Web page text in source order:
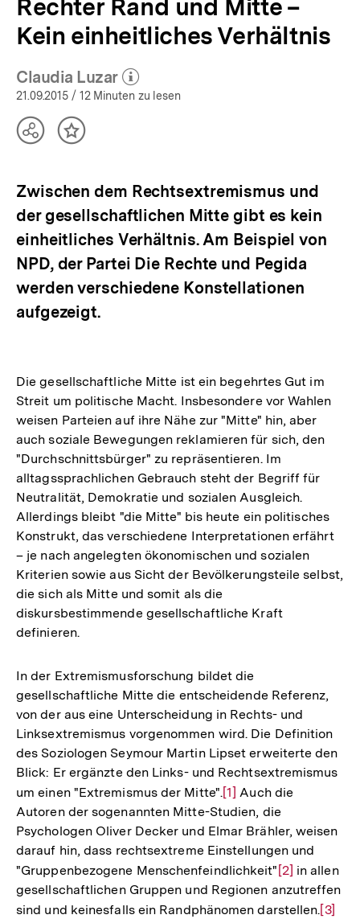
Rechter Rand und Mitte –
Kein einheitliches Verhältnis
Claudia Luzar
(Mehr zum Autor)
öffnen
21.09.2015 / 12 Minuten zu lesen
TeilenInhalt
Zwischen dem Rechtsextremismus und
der gesellschaftlichen Mitte gibt es kein
einheitliches Verhältnis. Am Beispiel von
NPD, der Partei Die Rechte und Pegida
werden verschiedene Konstellationen
aufgezeigt.
Die gesellschaftliche Mitte ist ein begehrtes Gut im
Streit um politische Macht. Insbesondere vor Wahlen
weisen Parteien auf ihre Nähe zur "Mitte" hin, aber
auch soziale Bewegungen reklamieren für sich, den
"Durchschnittsbürger" zu repräsentieren. Im
alltagssprachlichen Gebrauch steht der Begriff für
Neutralität, Demokratie und sozialen Ausgleich.
Allerdings bleibt "die Mitte" bis heute ein politisches
Konstrukt, das verschiedene Interpretationen erfährt
– je nach angelegten ökonomischen und sozialen
Kriterien sowie aus Sicht der Bevölkerungsteile selbst,
die sich als Mitte und somit als die
diskursbestimmende gesellschaftliche Kraft
definieren.
In der Extremismusforschung bildet die
gesellschaftliche Mitte die entscheidende Referenz,
von der aus eine Unterscheidung in Rechts- und
Linksextremismus vorgenommen wird. Die Definition
des Soziologen Seymour Martin Lipset erweiterte den
Blick: Er ergänzte den Links- und Rechtsextremismus
um einen "Extremismus der Mitte".Zur
Auflösung
der
Fußnote
[1] Auch die
Autoren der sogenannten Mitte-Studien, die
Psychologen Oliver Decker und Elmar Brähler, weisen
darauf hin, dass rechtsextreme Einstellungen und
"Gruppenbezogene Menschenfeindlichkeit" Zur
Auflösung
der
[2] in allen
gesellschaftlichen Gruppen und Regionen anzutreffen
sind und keinesfalls ein Randphänomen darstellen.Zur
[3]